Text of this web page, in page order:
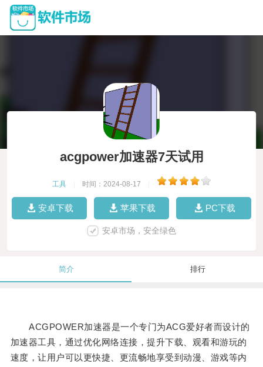
acgpower加速器7天试用
工具 时间：2024-08-17
安卓下载 苹果下载 PC下载
安卓市场，安全绿色
简介 排行
ACGPOWER加速器是一个专门为ACG爱好者而设计的
加速器工具，通过优化网络连接，提升下载、观看和游玩的
速度，让用户可以更快捷、更流畅地享受到动漫、游戏等内